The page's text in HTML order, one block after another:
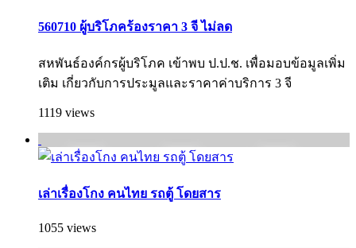
560710 ผู้บริโภคร้องราคา 3 จี ไม่ลด
สหพันธ์องค์กรผู้บริโภค เข้าพบ ป.ป.ช. เพื่อมอบข้อมูลเพิ่ม
เติม เกี่ยวกับการประมูลและราคาค่าบริการ 3 จี
1119 views
เล่าเรื่องโกง คนไทย รถตู้ โดยสาร
1055 views